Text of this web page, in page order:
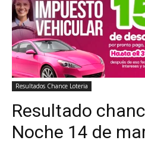
Resultados Chance Loteria
Resultado
Noche 14 de